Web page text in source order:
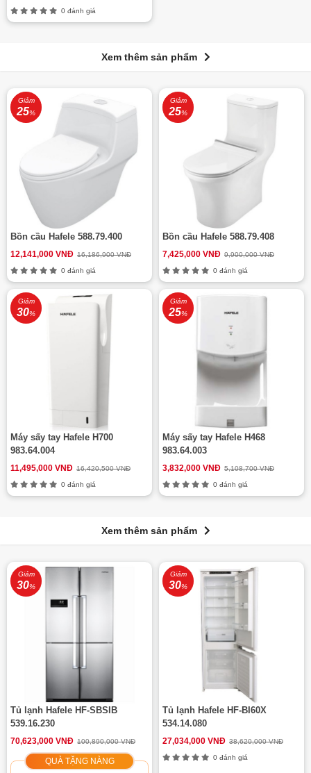
0 đánh giá
Xem thêm sản phẩm
Giảm
25%
Bồn cầu Hafele 588.79.400
12,141,000 VNĐ 16,186,900 VNĐ
0 đánh giá
Giảm
25%
Bồn cầu Hafele 588.79.408
7,425,000 VNĐ 9,900,000 VNĐ
0 đánh giá
Giảm
30%
Máy sấy tay Hafele H700
983.64.004
11,495,000 VNĐ 16,420,500 VNĐ
0 đánh giá
Giảm
25%
Máy sấy tay Hafele H468
983.64.003
3,832,000 VNĐ 5,108,700 VNĐ
0 đánh giá
Xem thêm sản phẩm
Giảm
30%
Tủ lạnh Hafele HF-SBSIB
539.16.230
70,623,000 VNĐ 100,890,000 VNĐ
QUÀ TẶNG NÀNG
Giảm
30%
Tủ lạnh Hafele HF-BI60X
534.14.080
27,034,000 VNĐ 38,620,000 VNĐ
0 đánh giá